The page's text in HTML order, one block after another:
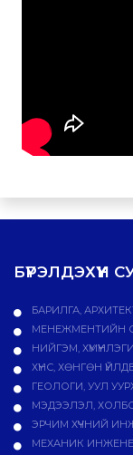
БҮРЭЛДЭХҮҮН
БАРИЛГА,
МЕНЕЖМЕНТИЙН
НИЙГЭМ,
ХҮНС, ХӨНГӨН
ГЕОЛОГИ, УУЛ
МЭДЭЭЛЭЛ,
ЭРЧИМ ХҮЧНИЙ
МЕХАНИК